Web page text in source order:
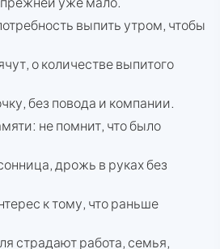
выпить утром, чтобы
о количестве выпитого
без повода и компании.
не помнит, что было
дрожь в руках без
к тому, что раньше
страдают работа, семья,